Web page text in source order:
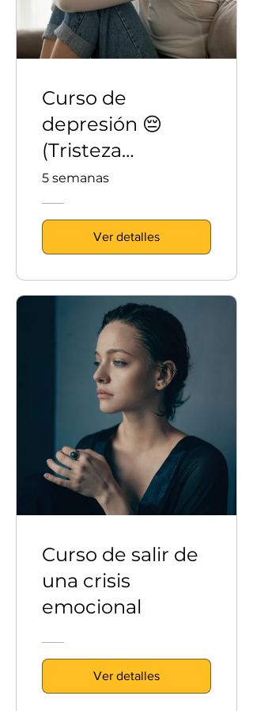
Curso de
depresión 😔
(Tristeza
profunda)
5 semanas
Ver detalles
Curso de salir de
una crisis
emocional
Ver detalles